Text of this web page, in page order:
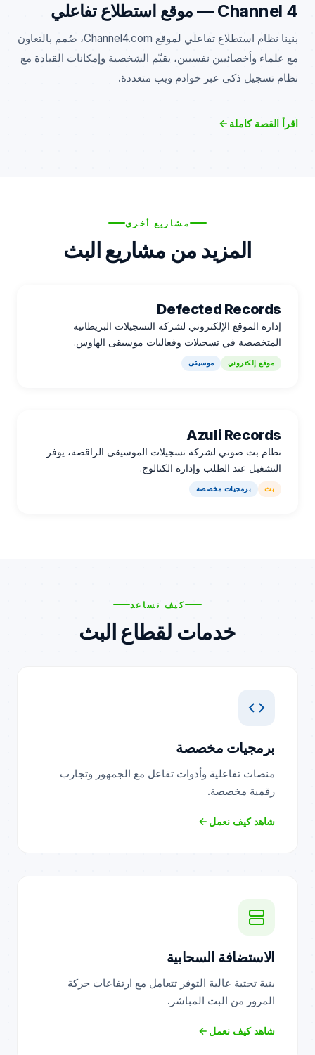
Channel 4 — موقع استطلاع تفاعلي
بنينا نظام استطلاع تفاعلي لموقع Channel4.com، صُمم بالتعاون
مع علماء وأخصائيين نفسيين، يقيّم الشخصية وإمكانات القيادة مع
نظام تسجيل ذكي عبر خوادم ويب متعددة.
اقرأ القصة كاملة
مشاريع أخرى
المزيد من مشاريع البث
Defected Records
إدارة الموقع الإلكتروني لشركة التسجيلات البريطانية
المتخصصة في تسجيلات وفعاليات موسيقى الهاوس.
موقع إلكتروني موسيقى
Azuli Records
نظام بث صوتي لشركة تسجيلات الموسيقى الراقصة، يوفر
التشغيل عند الطلب وإدارة الكتالوج.
بث برمجيات مخصصة
كيف نساعد
خدمات لقطاع البث
برمجيات مخصصة
منصات تفاعلية وأدوات تفاعل مع الجمهور وتجارب
رقمية مخصصة.
شاهد كيف نعمل
الاستضافة السحابية
بنية تحتية عالية التوفر تتعامل مع ارتفاعات حركة
المرور من البث المباشر.
شاهد كيف نعمل